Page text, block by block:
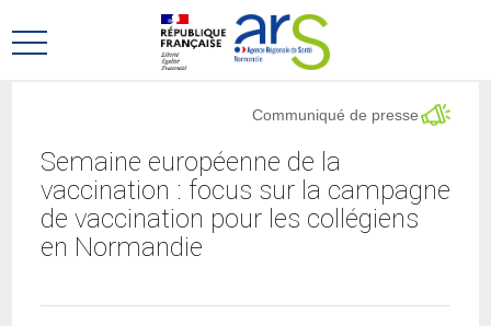
au
menu
au
contenu
Ouvrir
Semaine européenne de la
vaccination : focus sur la campagne
de vaccination pour les collégiens
en Normandie
Communiqué de presse